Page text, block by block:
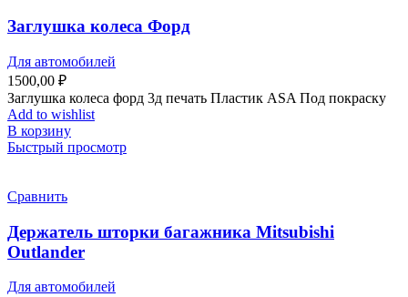
Заглушка колеса Форд
Для автомобилей
1500,00 ₽
Заглушка колеса форд 3д печать Пластик ASA Под покраску
Add to wishlist
В корзину
Быстрый просмотр
Сравнить
Держатель шторки багажника Mitsubishi
Outlander
Для автомобилей